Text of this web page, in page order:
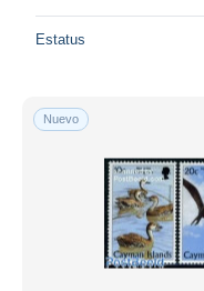
Estatus
Nuevo